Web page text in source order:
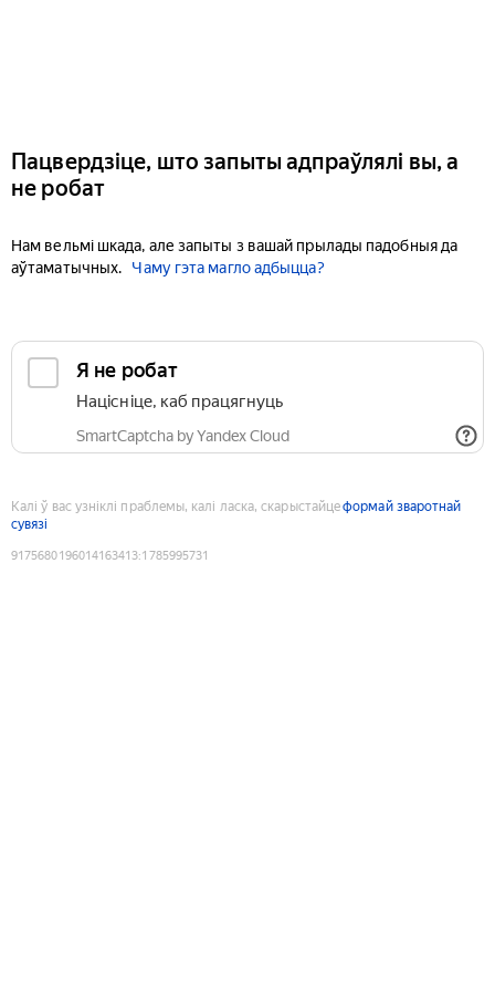
Пацвердзіце, што запыты адпраўлялі вы, а
не робат
Нам вельмі шкада, але запыты з вашай прылады падобныя да
аўтаматычных.
Чаму гэта магло адбыцца?
Я не робат
Націсніце, каб працягнуць
SmartCaptcha by Yandex Cloud
Калі ў вас узніклі праблемы, калі ласка, скарыстайцеформай зваротнай
сувязі
9175680196014163413:1785995731